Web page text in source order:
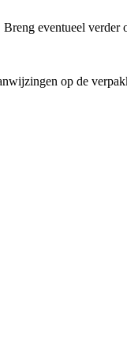
eventueel verder
op de